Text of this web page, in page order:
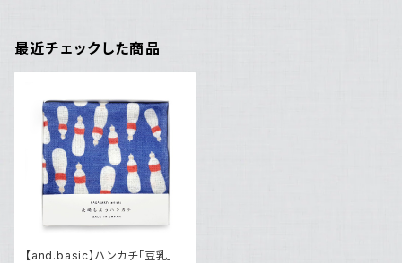
最近チェックした商品
【and.basic】ハンカチ「豆乳」